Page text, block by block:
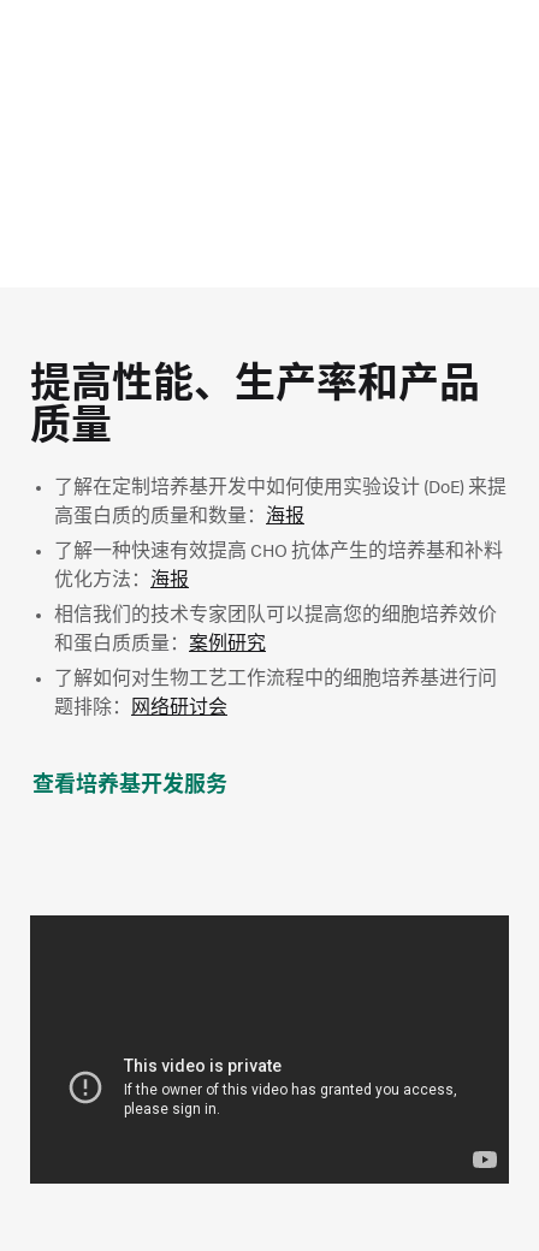
提高性能、生产率和产品
质量
了解在定制培养基开发中如何使用实验设计 (DoE) 来提
高蛋白质的质量和数量： 海报
了解一种快速有效提高 CHO 抗体产生的培养基和补料
优化方法： 海报
相信我们的技术专家团队可以提高您的细胞培养效价
和蛋白质质量： 案例研究
了解如何对生物工艺工作流程中的细胞培养基进行问
题排除：
网络研讨会
查看培养基开发服务